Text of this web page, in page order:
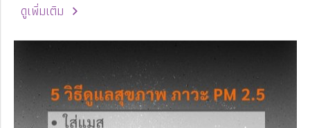
ดูเพิ่มเติม